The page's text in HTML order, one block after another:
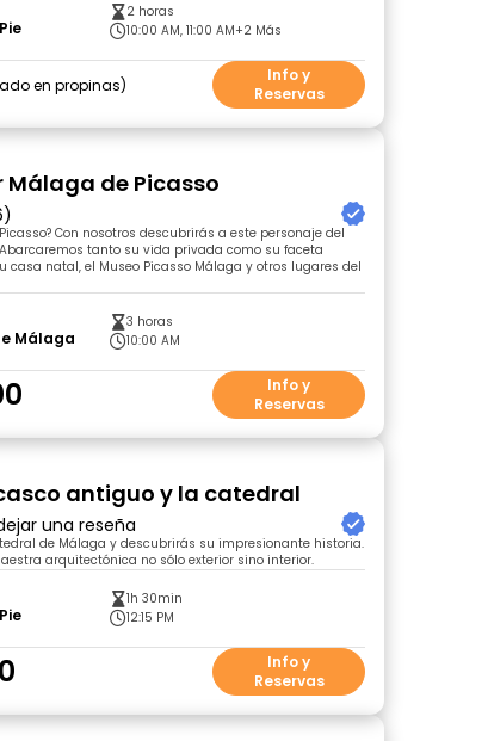
2 horas
10:00 AM, 11:00 AM+2 Más
en propinas
Info y
Reservas
Málaga de Picasso
Con nosotros descubrirás a este personaje del
tanto su vida privada como su faceta
casa natal, el Museo Picasso Málaga y otros lugares del
Málaga
3 horas
10:00 AM
Info y
Reservas
antiguo y la catedral
una reseña
de Málaga y descubrirás su impresionante historia.
arquitectónica no sólo exterior sino interior.
1h 30min
12:15 PM
Info y
Reservas